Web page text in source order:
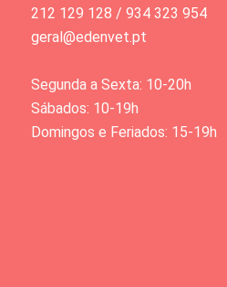
212 129 128 / 934 323 954
geral@edenvet.pt
Segunda a Sexta: 10-20h
Sábados: 10-19h
Domingos e Feriados: 15-19h